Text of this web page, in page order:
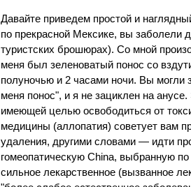
Давайте приведем простой и
по прекрасной Мексике, вы заболели
туристских брошюрах). Со мной
меня был зеленоватый понос со
полуночью и 2 часами ночи. Вы
меня понос", и я не зациклен на
имеющей целью освободиться от
медицины (аллопатия) советует вам
удаления, другими словами — идти
гомеопатическую China, выбранную
сильное лекарственное (вызванное